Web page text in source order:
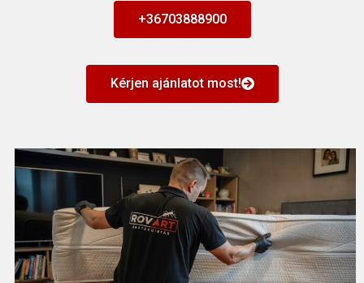
+36703888900
Kérjen ajánlatot most!